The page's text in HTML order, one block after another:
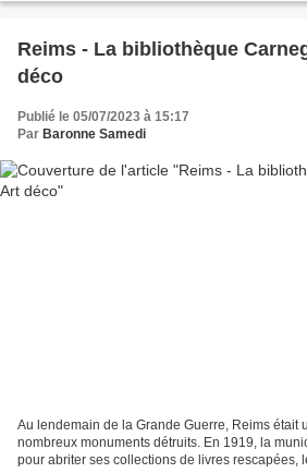
Reims - La bibliothèque
déco
Publié le 05/07/2023 à 15:17
Par Baronne Samedi
Au lendemain de la Grande Guerre, Reims était
nombreux monuments détruits. En 1919, la
pour abriter ses collections de livres rescapées,